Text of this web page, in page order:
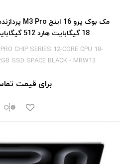
18 گیگابایت هارد 512 گیگابایت SSD مشکی MRW13
CHIP SERIES 12-CORE CPU 18-
SSD SPACE BLACK - MRW13
برای قیمت